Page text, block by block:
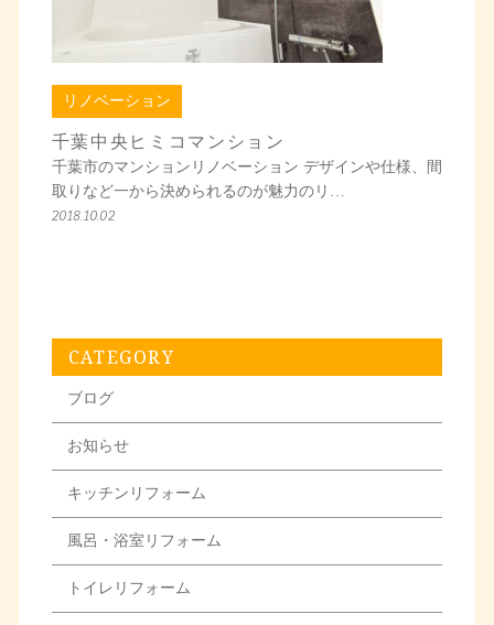
リノベーション
千葉中央ヒミコマンション
千葉市のマンションリノベーション デザインや仕様、間
取りなど一から決められるのが魅力のリ…
2018.10.02
CATEGORY
ブログ
お知らせ
キッチンリフォーム
風呂・浴室リフォーム
トイレリフォーム